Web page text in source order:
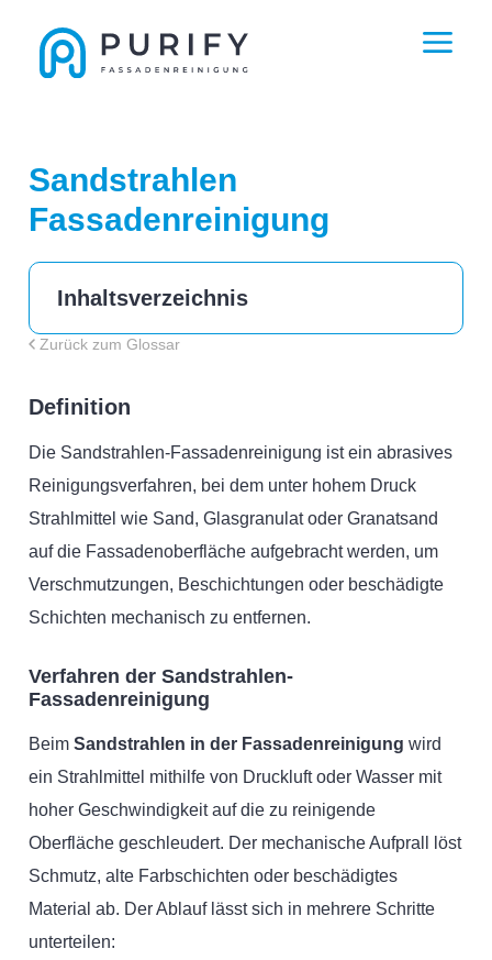
Sandstrahlen
Fassadenreinigung
Zurück zum Glossar
Definition
Die Sandstrahlen-Fassadenreinigung ist ein abrasives
Reinigungsverfahren, bei dem unter hohem Druck
Strahlmittel wie Sand, Glasgranulat oder Granatsand
auf die Fassadenoberfläche aufgebracht werden, um
Verschmutzungen, Beschichtungen oder beschädigte
Schichten mechanisch zu entfernen.
Verfahren der Sandstrahlen-
Fassadenreinigung
Beim Sandstrahlen in der Fassadenreinigung wird
ein Strahlmittel mithilfe von Druckluft oder Wasser mit
hoher Geschwindigkeit auf die zu reinigende
Oberfläche geschleudert. Der mechanische Aufprall löst
Schmutz, alte Farbschichten oder beschädigtes
Material ab. Der Ablauf lässt sich in mehrere Schritte
unterteilen:
Inhaltsverzeichnis